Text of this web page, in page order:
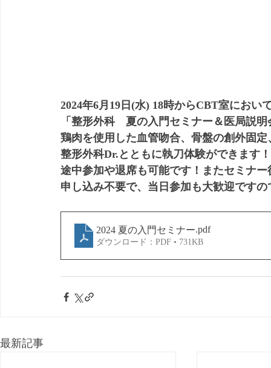
2024年6月19日(水) 18時からCBT室におい
「整形外科　夏の入門セミナー＆医局説
鶏肉を使用した血管吻合、骨盤の創外固
整形外科Dr.とともに執刀体験ができます！
途中参加や退席も可能です！またセミナ
申し込み不要で、当日参加も大歓迎です
2024 夏の入門セミナー.pdf
ダウンロード：PDF • 731KB
最新記事